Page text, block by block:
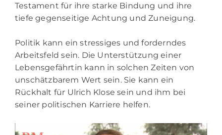
Testament für ihre starke Bindung und ihre
tiefe gegenseitige Achtung und Zuneigung.
Politik kann ein stressiges und forderndes
Arbeitsfeld sein. Die Unterstützung einer
Lebensgefährtin kann in solchen Zeiten von
unschätzbarem Wert sein. Sie kann ein
Rückhalt für Ulrich Klose sein und ihm bei
seiner politischen Karriere helfen.